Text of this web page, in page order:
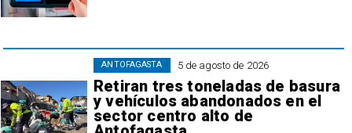
5 de agosto de 2026
Retiran tres toneladas de basura
y vehículos abandonados en el
sector centro alto de
ANTOFAGASTA